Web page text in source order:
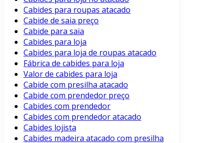
Cabides para roupas atacado
Cabide de saia preço
Cabide para saia
Cabides para loja
Cabides para loja de roupas atacado
Fábrica de cabides para loja
Valor de cabides para loja
Cabide com presilha atacado
Cabide com prendedor preço
Cabides com prendedor
Cabides com prendedor atacado
Cabides lojista
Cabides madeira atacado com presilha